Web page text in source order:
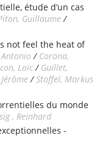
étude d’un cas
Guillaume /
not feel the heat of
/ Corona,
Loïc / Guillet,
/Stoffel, Markus
du monde
, Reinhard
-